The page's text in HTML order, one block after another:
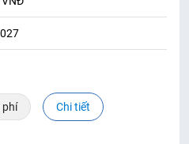
phí Chi tiết